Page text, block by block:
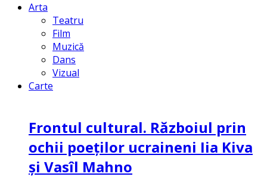
Arta
Teatru
Film
Muzică
Dans
Vizual
Carte
Frontul cultural. Războiul prin
ochii poeților ucraineni Iia Kiva
și Vasîl Mahno